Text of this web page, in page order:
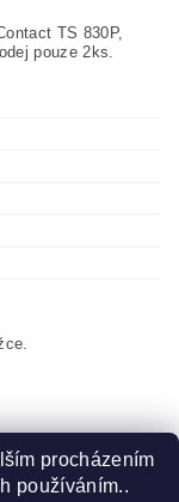
TS 830P,
pouze 2ks.
procházením
používáním..